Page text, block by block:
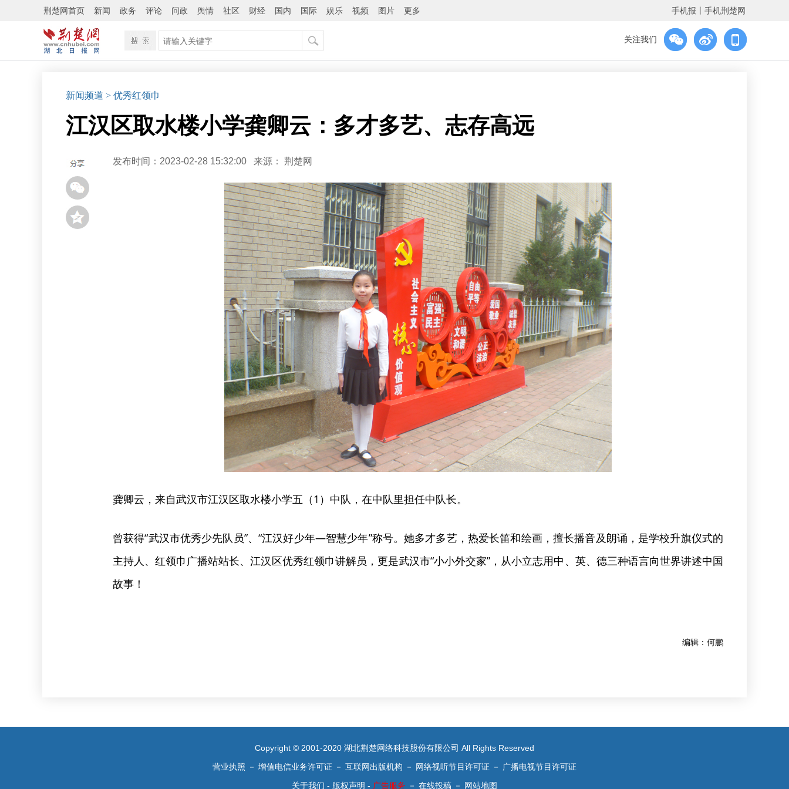
荆楚网首页 新闻 政务 评论 问政 舆情 社区 财经 国内 国际 娱乐 视频 图片 更多 手机报 手机荆楚网
关注我们
新闻频道 > 优秀红领巾
江汉区取水楼小学龚卿云：多才多艺、志存高远
发布时间：2023-02-28 15:32:00 来源： 荆楚网
龚卿云，来自武汉市江汉区取水楼小学五（1）中队，在中队里担任中队长。
曾获得“武汉市优秀少先队员”、“江汉好少年—智慧少年”称号。她多才多艺，热爱长笛和绘画，擅长播音及朗诵，是学校升旗仪式的
主持人、红领巾广播站站长、江汉区优秀红领巾讲解员，更是武汉市“小小外交家”，从小立志用中、英、德三种语言向世界讲述中国
故事！
编辑：何鹏
Copyright © 2001-2020 湖北荆楚网络科技股份有限公司 All Rights Reserved
营业执照 － 增值电信业务许可证 － 互联网出版机构 － 网络视听节目许可证 －
广播电视节目许可证
关于我们 - 版权声明 - 广告服务 － 在线投稿 － 网站地图